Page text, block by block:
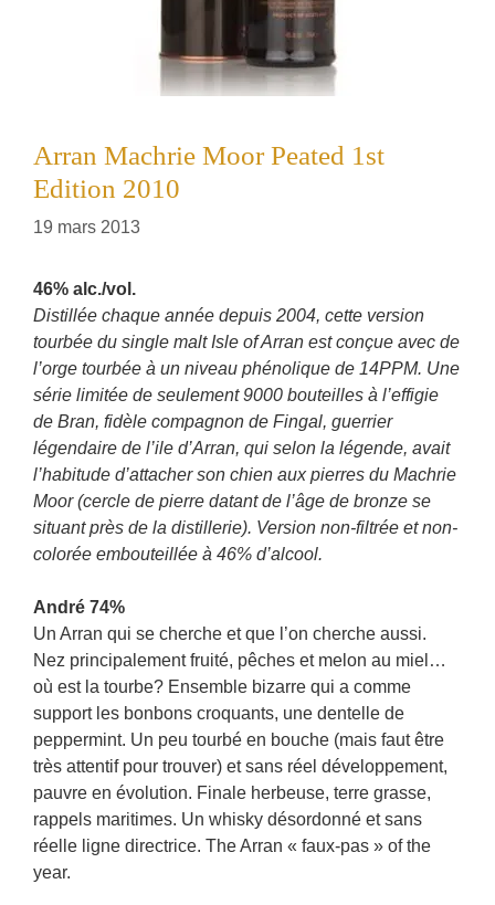
Arran Machrie Moor Peated 1st
Edition 2010
19 mars 2013
46% alc./vol.
Distillée chaque année depuis 2004, cette version
tourbée du single malt Isle of Arran est conçue avec de
l’orge tourbée à un niveau phénolique de 14PPM. Une
série limitée de seulement 9000 bouteilles à l’effigie
de Bran, fidèle compagnon de Fingal, guerrier
légendaire de l’ile d’Arran, qui selon la légende, avait
l’habitude d’attacher son chien aux pierres du Machrie
Moor (cercle de pierre datant de l’âge de bronze se
situant près de la distillerie). Version non-filtrée et non-
colorée embouteillée à 46% d’alcool.
André 74%
Un Arran qui se cherche et que l’on cherche aussi.
Nez principalement fruité, pêches et melon au miel…
où est la tourbe? Ensemble bizarre qui a comme
support les bonbons croquants, une dentelle de
peppermint. Un peu tourbé en bouche (mais faut être
très attentif pour trouver) et sans réel développement,
pauvre en évolution. Finale herbeuse, terre grasse,
rappels maritimes. Un whisky désordonné et sans
réelle ligne directrice. The Arran « faux-pas » of the
year.